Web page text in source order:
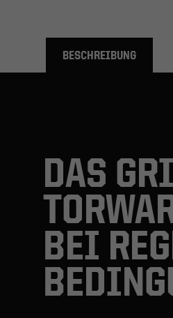
BESCHREIBUNG
DAS
BEI